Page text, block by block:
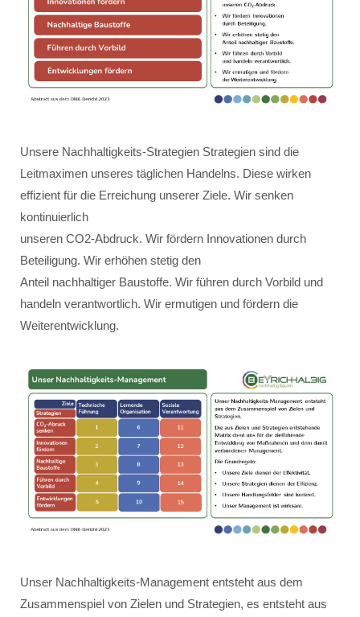
Unsere Nachhaltigkeits-Strategien Strategien sind die
Leitmaximen unseres täglichen Handelns. Diese wirken
effizient für die Erreichung unserer Ziele. Wir senken
kontinuierlich
unseren CO2-Abdruck. Wir fördern Innovationen durch
Beteiligung. Wir erhöhen stetig den
Anteil nachhaltiger Baustoffe. Wir führen durch Vorbild und
handeln verantwortlich. Wir ermutigen und fördern die
Weiterentwicklung.
Unser Nachhaltigkeits-Management entsteht aus dem
Zusammenspiel von Zielen und Strategien, es entsteht aus